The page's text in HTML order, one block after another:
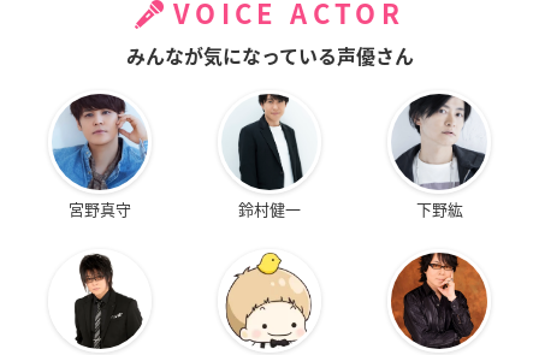
VOICE ACTOR
みんなが気になっている声優さん
宮野真守 鈴村健一 下野紘